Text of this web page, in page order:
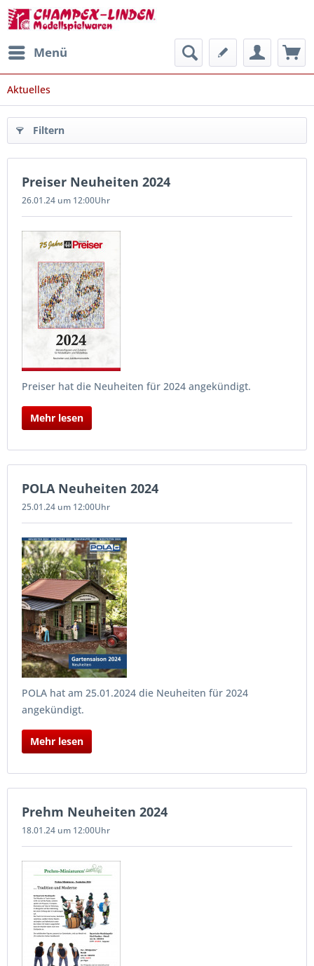
Menü
Aktuelles
Filtern
Preiser Neuheiten 2024
26.01.24 um 12:00Uhr
Preiser hat die Neuheiten für 2024 angekündigt.
Mehr lesen
POLA Neuheiten 2024
25.01.24 um 12:00Uhr
POLA hat am 25.01.2024 die Neuheiten für 2024
angekündigt.
Mehr lesen
Prehm Neuheiten 2024
18.01.24 um 12:00Uhr